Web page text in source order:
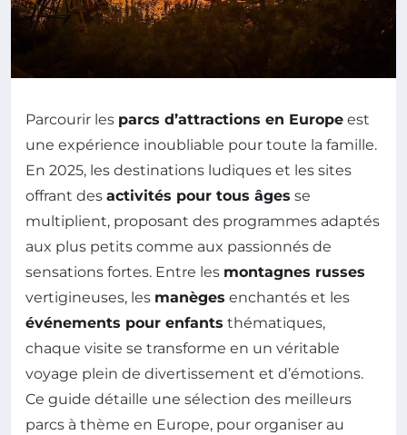
Parcourir les parcs d’attractions en Europe est
une expérience inoubliable pour toute la famille.
En 2025, les destinations ludiques et les sites
offrant des activités pour tous âges se
multiplient, proposant des programmes adaptés
aux plus petits comme aux passionnés de
sensations fortes. Entre les montagnes russes
vertigineuses, les manèges enchantés et les
événements pour enfants thématiques,
chaque visite se transforme en un véritable
voyage plein de divertissement et d’émotions.
Ce guide détaille une sélection des meilleurs
parcs à thème en Europe, pour organiser au